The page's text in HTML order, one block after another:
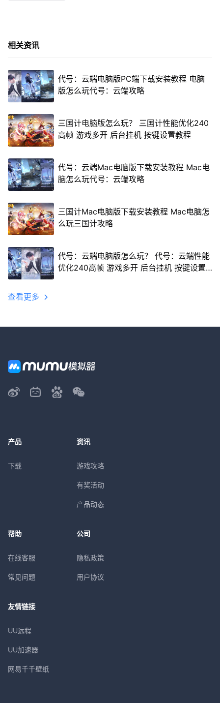
相关资讯
代号：云端电脑版PC端下载安装教程 电脑
版怎么玩代号：云端攻略
三国计电脑版怎么玩？ 三国计性能优化240
高帧 游戏多开 后台挂机 按键设置教程
代号：云端Mac电脑版下载安装教程 Mac电
脑怎么玩代号：云端攻略
三国计Mac电脑版下载安装教程 Mac电脑怎
么玩三国计攻略
代号：云端电脑版怎么玩？ 代号：云端性能
优化240高帧 游戏多开 后台挂机 按键设置
查看更多
产品
下载
资讯
游戏攻略
有奖活动
产品动态
帮助
在线客服
常见问题
公司
隐私政策
用户协议
友情链接
UU远程
UU加速器
网易千千壁纸